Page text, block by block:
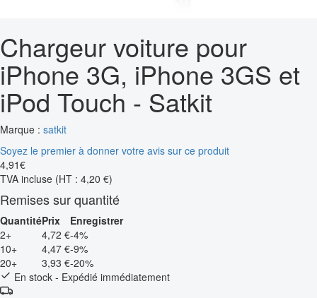
Chargeur voiture pour
iPhone 3G, iPhone 3GS et
iPod Touch - Satkit
Marque : satkit
Soyez le premier à donner votre avis sur ce produit
4,91€
TVA incluse (HT : 4,20 €)
Remises sur quantité
QuantitéPrix
Enregistrer
2+
4,72 €-4%
10+
4,47 €-9%
20+
3,93 €-20%
En stock - Expédié immédiatement